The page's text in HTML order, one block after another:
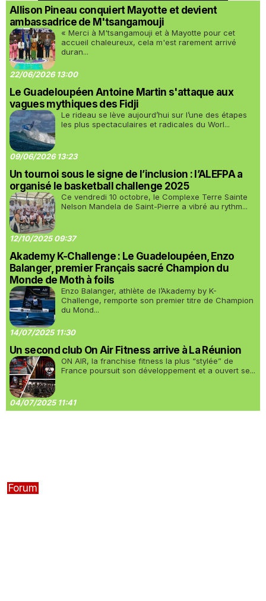
Allison Pineau conquiert Mayotte et devient
ambassadrice de M'tsangamouji
« Merci à M'tsangamouji et à Mayotte pour cet
accueil chaleureux, cela m'est rarement arrivé
duran...
22/06/2026 13:00
Le Guadeloupéen Antoine Martin s'attaque aux
vagues mythiques des Fidji
Le rideau se lève aujourd’hui sur l’une des étapes
les plus spectaculaires et radicales du Worl...
09/06/2026 13:23
Un tournoi sous le signe de l’inclusion : l’ALEFPA a
organisé le basketball challenge 2025
Ce vendredi 10 octobre, le Complexe Terre Sainte
Nelson Mandela de Saint-Pierre a vibré au rythm...
12/10/2025 09:37
Akademy K-Challenge : Le Guadeloupéen, Enzo
Balanger, premier Français sacré Champion du
Monde de Moth à foils
Enzo Balanger, athlète de l’Akademy by K-
Challenge, remporte son premier titre de Champion
du Mond...
14/07/2025 11:30
Un second club On Air Fitness arrive à La Réunion
ON AIR, la franchise fitness la plus “stylée” de
France poursuit son développement et a ouvert se...
04/07/2025 11:41
Forum